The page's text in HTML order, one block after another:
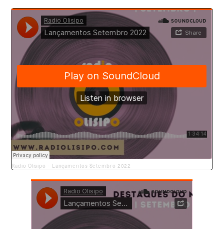
Radio Olisipo · Lançamentos Setembro 2022